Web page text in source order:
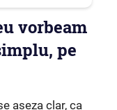
vorbeam
pe
așeza clar, ca